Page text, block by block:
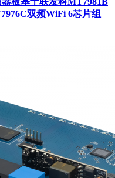
双频WiFi 6芯片组